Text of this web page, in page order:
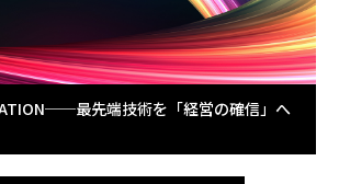
最先端技術を「経営の確信」へ